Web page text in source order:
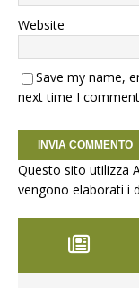
Website
Save my name,
next time I
Questo sito utilizza
vengono elaborati i